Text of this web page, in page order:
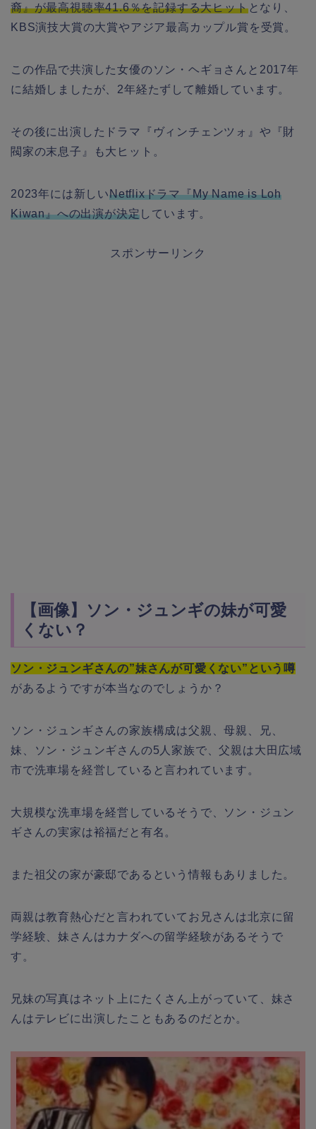
裔』が最高視聴率41.6％を記録する大ヒットとなり、
KBS演技大賞の大賞やアジア最高カップル賞を受賞。
この作品で共演した女優のソン・ヘギョさんと2017年
に結婚しましたが、2年経たずして離婚しています。
その後に出演したドラマ『ヴィンチェンツォ』や『財
閥家の末息子』も大ヒット。
2023年には新しいNetflixドラマ『My Name is Loh
Kiwan』への出演が決定しています。
スポンサーリンク
【画像】ソン・ジュンギの妹が可愛
くない？
ソン・ジュンギさんの”妹さんが可愛くない”という噂
があるようですが本当なのでしょうか？
ソン・ジュンギさんの家族構成は父親、母親、兄、
妹、ソン・ジュンギさんの5人家族で、父親は大田広域
市で洗車場を経営していると言われています。
大規模な洗車場を経営しているそうで、ソン・ジュン
ギさんの実家は裕福だと有名。
また祖父の家が豪邸であるという情報もありました。
両親は教育熱心だと言われていてお兄さんは北京に留
学経験、妹さんはカナダへの留学経験があるそうで
す。
兄妹の写真はネット上にたくさん上がっていて、妹さ
んはテレビに出演したこともあるのだとか。